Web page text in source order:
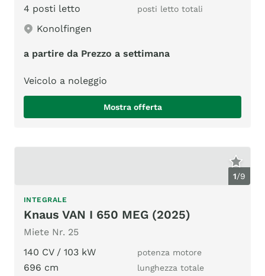
4 posti letto posti letto totali
Konolfingen
a partire da Prezzo a settimana
Veicolo a noleggio
Mostra offerta
1/9
INTEGRALE
Knaus VAN I 650 MEG (2025)
Miete Nr. 25
140 CV / 103 kW
potenza motore
696 cm lunghezza totale